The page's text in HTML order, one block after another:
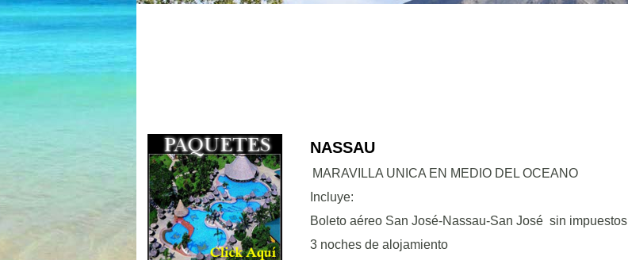
NASSAU
MARAVILLA UNICA EN MEDIO DEL OCEANO
Incluye:
Boleto aéreo San José-Nassau-San José sin impuestos
3 noches de alojamiento